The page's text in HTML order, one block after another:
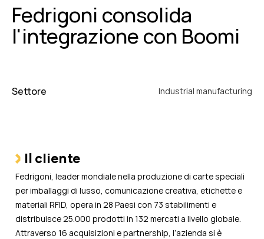
Fedrigoni consolida
l'integrazione con Boomi
Settore Industrial manufacturing
Il cliente
Fedrigoni, leader mondiale nella produzione di carte speciali
per imballaggi di lusso, comunicazione creativa, etichette e
materiali RFID, opera in 28 Paesi con 73 stabilimenti e
distribuisce 25.000 prodotti in 132 mercati a livello globale.
Attraverso 16 acquisizioni e partnership, l’azienda si è